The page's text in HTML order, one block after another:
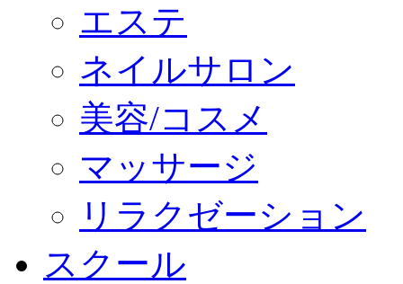
エステ
ネイルサロン
美容/コスメ
マッサージ
リラクゼーション
スクール